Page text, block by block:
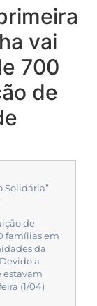
vai
700
de
Solidária”
de
famílias em
da
a
estavam
(1/04)